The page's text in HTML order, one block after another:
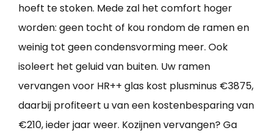
hoeft te stoken. Mede zal het comfort hoger
worden: geen tocht of kou rondom de ramen en
weinig tot geen condensvorming meer. Ook
isoleert het geluid van buiten. Uw ramen
vervangen voor HR++ glas kost plusminus €3875,
daarbij profiteert u van een kostenbesparing van
€210, ieder jaar weer. Kozijnen vervangen? Ga